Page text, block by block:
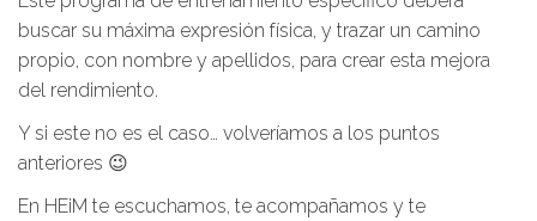
buscar su máxima expresión física, y trazar un camino
propio, con nombre y apellidos, para crear esta mejora
del rendimiento.
Y si este no es el caso… volveríamos a los puntos
anteriores 😉
En HEiM te escuchamos, te acompañamos y te